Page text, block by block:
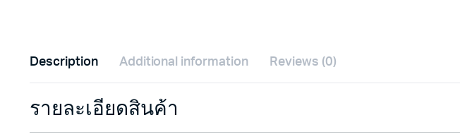
Description Additional information Reviews (0)
รายละเอียดสินค้า